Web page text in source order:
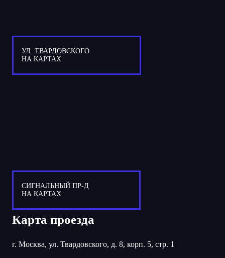
УЛ. ТВАРДОВСКОГО
НА КАРТАХ
СИГНАЛЬНЫЙ ПР-Д
НА КАРТАХ
Карта проезда
г. Москва, ул. Твардовского, д. 8, корп. 5, стр. 1